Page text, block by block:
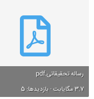
رساله تحقیقاتی.pdf
3.7 مگایابت · بازدیدها: 5